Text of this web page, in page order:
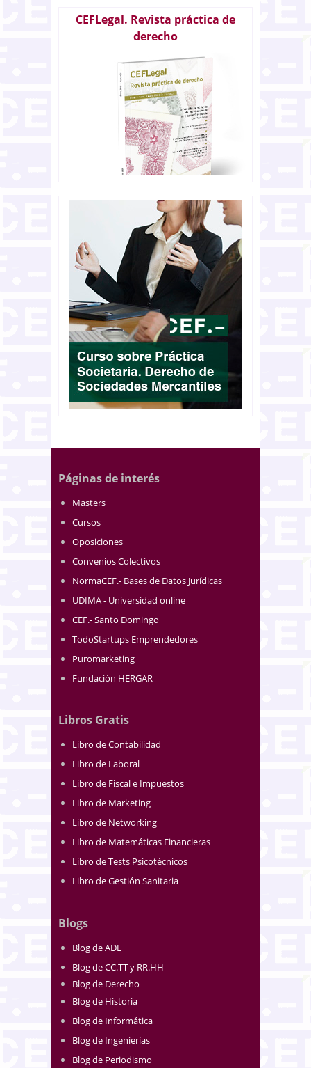
CEFLegal. Revista práctica de
derecho
Páginas de interés
Masters
Cursos
Oposiciones
Convenios Colectivos
NormaCEF.- Bases de Datos Jurídicas
UDIMA - Universidad online
CEF.- Santo Domingo
TodoStartups Emprendedores
Puromarketing
Fundación HERGAR
Libros Gratis
Libro de Contabilidad
Libro de Laboral
Libro de Fiscal e Impuestos
Libro de Marketing
Libro de Networking
Libro de Matemáticas Financieras
Libro de Tests Psicotécnicos
Libro de Gestión Sanitaria
Blogs
Blog de ADE
Blog de CC.TT y RR.HH
Blog de Derecho
Blog de Historia
Blog de Informática
Blog de Ingenierías
Blog de Periodismo